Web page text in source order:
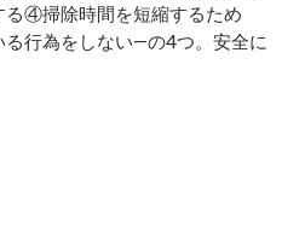
る④掃除時間を短縮するため
行為をしない―の4つ。安全に